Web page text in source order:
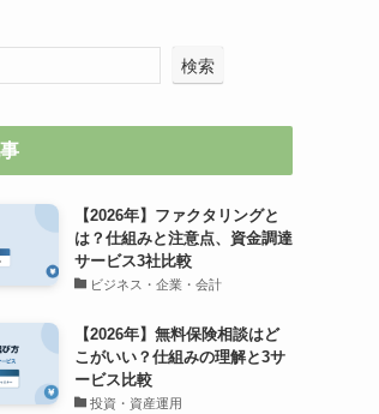
検索
【2026年】ファクタリングと
は？仕組みと注意点、資金調達
サービス3社比較
ビジネス・企業・会計
【2026年】無料保険相談はど
こがいい？仕組みの理解と3サ
ービス比較
投資・資産運用